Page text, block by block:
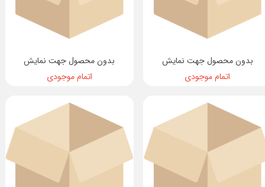
بدون محصول جهت نمایش
اتمام موجودی
بدون محصول جهت نمایش
اتمام موجودی